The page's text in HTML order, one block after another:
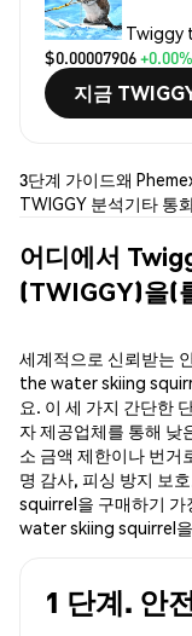
Twiggy
$0.00007906+0.00%
지금
3단계 가이드왜
TWIGGY 분석기타 통
어디에서
(TWIGGY)을(
세계적으로 신뢰받는
the water skiing
요. 이 세 가지 간단한
자 제공업체를 통해 낮
소 금액 제한이나 번거
명 감사, 피싱 방지 보
squirrel을 구매하기
water skiing squirrel
1 단계. 안